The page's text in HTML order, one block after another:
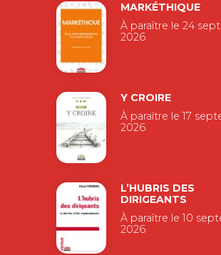
MARKÉTHIQUE
À paraître le 24
2026
Y CROIRE
À paraître le 17
2026
L’HUBRIS DES
DIRIGEANTS
À paraître le 10
2026